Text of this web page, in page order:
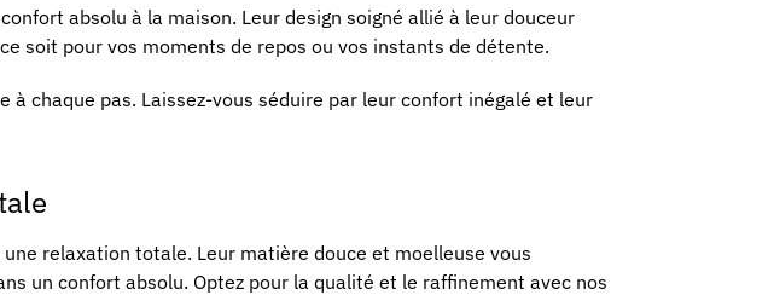
absolu à la maison. Leur design soigné allié à leur douceur
soit pour vos moments de repos ou vos instants de détente.
à chaque pas. Laissez-vous séduire par leur confort inégalé et leur
relaxation totale. Leur matière douce et moelleuse vous
un confort absolu. Optez pour la qualité et le raffinement avec nos